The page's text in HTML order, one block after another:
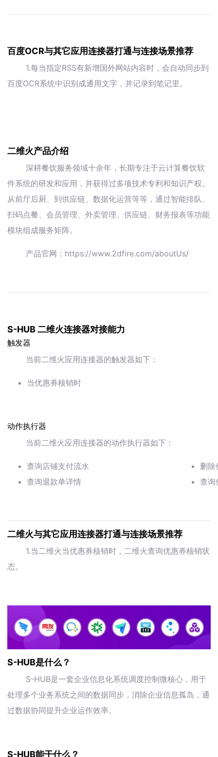
百度OCR与其它应用连接器打通与连接场景推荐
1.每当指定RSS有新增国外网站内容时，会自动同步到
百度OCR系统中识别成通用文字，并记录到笔记里。
二维火产品介绍
深耕餐饮服务领域十余年，长期专注于云计算餐饮软
件系统的研发和应用，并获得过多项技术专利和知识产权。
从前厅后厨、到供应链、数据化运营等等，通过智能排队、
扫码点餐、会员管理、外卖管理、供应链、财务报表等功能
模块组成服务矩阵。
产品官网：https://www.2dfire.com/aboutUs/
S-HUB 二维火连接器对接能力
触发器
当前二维火应用连接器的触发器如下：
当优惠券核销时
动作执行器
当前二维火应用连接器的动作执行器如下：
查询店铺支付流水
查询退款单详情
删除
查询
二维火与其它应用连接器打通与连接场景推荐
1.当二维火当优惠券核销时，二维火查询优惠券核销状
态。
S-HUB是什么？
S-HUB是一套企业信息化系统调度控制微核心，用于
处理多个业务系统之间的数据同步，消除企业信息孤岛，通
过数据协同提升企业运作效率。
S-HUB能干什么？